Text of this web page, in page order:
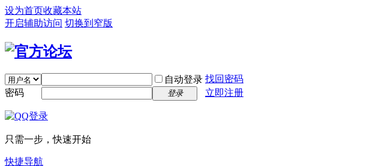
设为首页收藏本站
开启辅助访问 切换到窄版
自动登录 找回密码
密码
登录 立即注册
只需一步，快速开始
快捷导航